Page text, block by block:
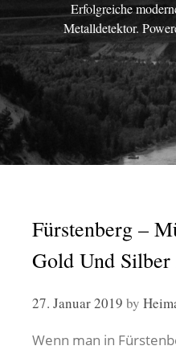
Erfolgreiche
Metalldetektor.
Fürstenberg –
Gold Und Silber
27. Januar 2019 by
Wenn man in